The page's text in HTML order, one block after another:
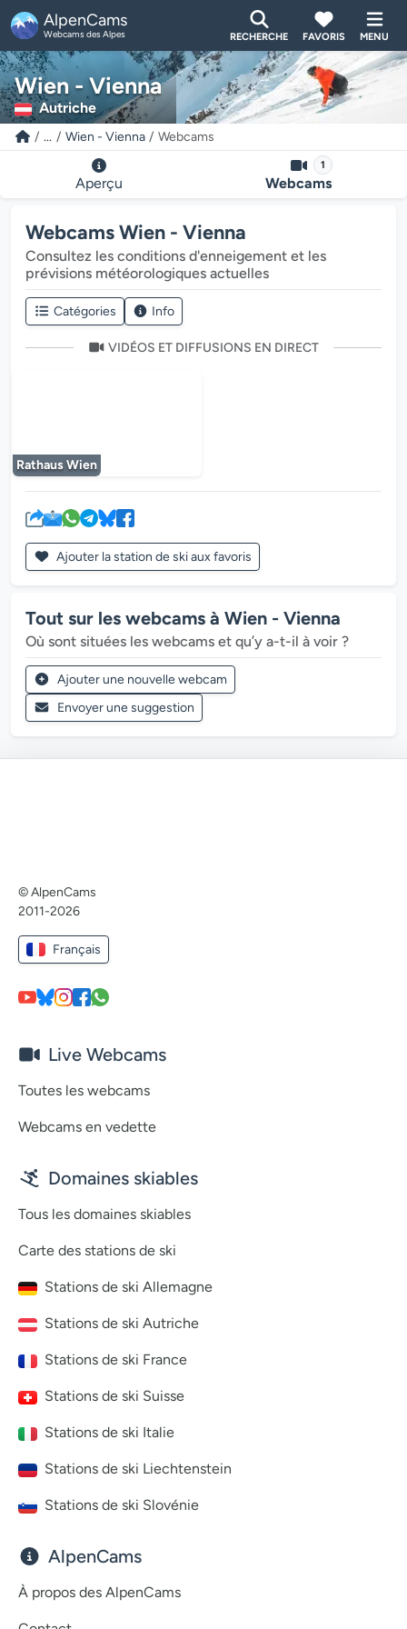
AlpenCams
Webcams des Alpes RECHERCHE FAVORIS MENU
Wien - Vienna
Autriche
... Wien - Vienna Webcams
Aperçu
1
Webcams
Webcams Wien - Vienna
Consultez les conditions d'enneigement et les
prévisions météorologiques actuelles
Catégories Info
VIDÉOS ET DIFFUSIONS EN DIRECT
Rathaus Wien
Ajouter la station de ski aux favoris
Tout sur les webcams à Wien - Vienna
Où sont situées les webcams et qu’y a-t-il à voir ?
Ajouter une nouvelle webcam
Envoyer une suggestion
© AlpenCams
2011-2026
Français
Live Webcams
Toutes les webcams
Webcams en vedette
Domaines skiables
Tous les domaines skiables
Carte des stations de ski
Stations de ski Allemagne
Stations de ski Autriche
Stations de ski France
Stations de ski Suisse
Stations de ski Italie
Stations de ski Liechtenstein
Stations de ski Slovénie
AlpenCams
À propos des AlpenCams